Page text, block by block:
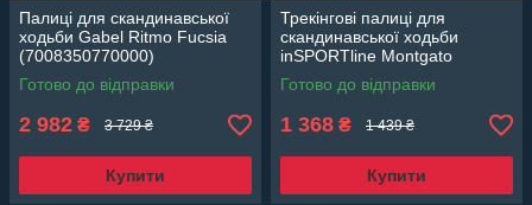
Палиці для скандинавської
ходьби Gabel Ritmo Fucsia
(7008350770000)
Готово до відправки
2 982 ₴ 3 729 ₴
Купити
Трекінгові палиці для
скандинавської ходьби
inSPORTline Montgato
Готово до відправки
1 368 ₴ 1 439 ₴
Купити